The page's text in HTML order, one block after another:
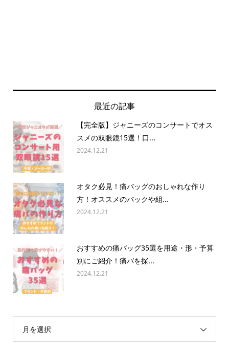
最近の記事
【完全版】ジャニーズのコンサートでオス
スメの双眼鏡15選！口...
2024.12.21
オタク必見！痛バッグのおしゃれな作り
方！オススメのバックや組...
2024.12.21
おすすめの痛バッグ35選を用途・形・予算
別にご紹介！痛バを探...
2024.12.21
月を選択